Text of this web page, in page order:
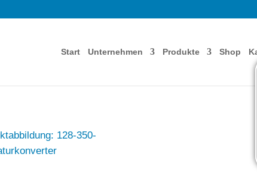
Start Unternehmen Produkte Shop